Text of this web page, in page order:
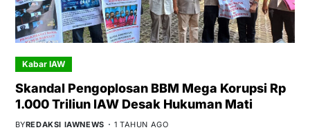
Kabar IAW
Skandal Pengoplosan BBM Mega Korupsi Rp
1.000 Triliun IAW Desak Hukuman Mati
BYREDAKSI IAWNEWS 1 TAHUN AGO